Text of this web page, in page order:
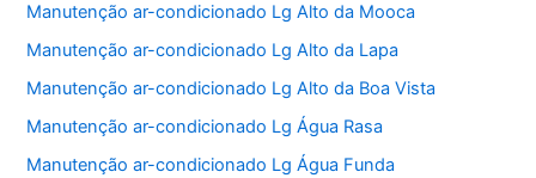
Manutenção ar-condicionado Lg Alto da Mooca
Manutenção ar-condicionado Lg Alto da Lapa
Manutenção ar-condicionado Lg Alto da Boa Vista
Manutenção ar-condicionado Lg Água Rasa
Manutenção ar-condicionado Lg Água Funda